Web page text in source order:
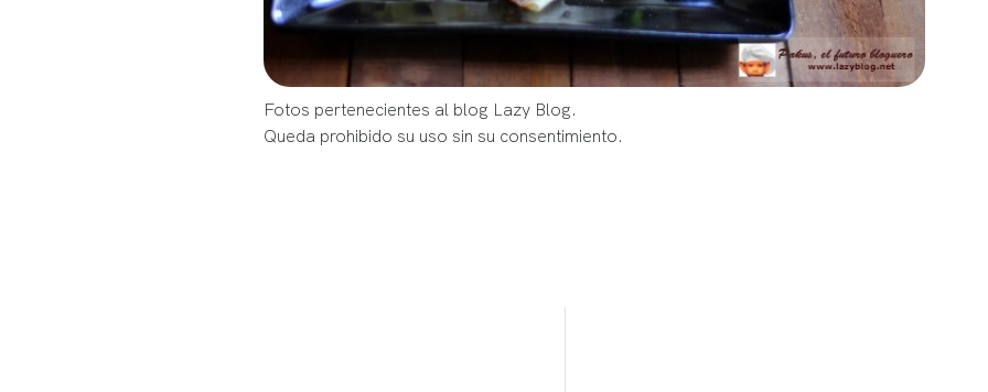
Fotos pertenecientes al blog Lazy Blog.
Queda prohibido su uso sin su consentimiento.